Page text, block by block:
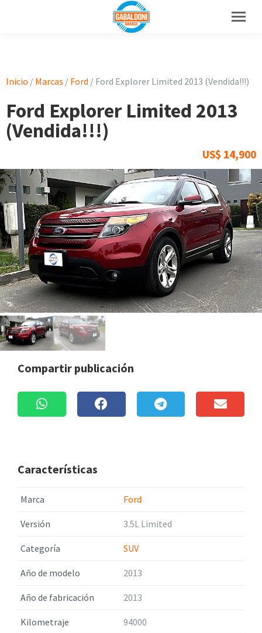
Inicio / Marcas / Ford / Ford Explorer Limited 2013 (Vendida!!!)
Ford Explorer Limited 2013
(Vendida!!!)
US$ 14,900
Compartir publicación
Características
Marca Ford
Versión 3.5L Limited
Categoría SUV
Año de modelo 2013
Año de fabricación 2013
Kilometraje 94000